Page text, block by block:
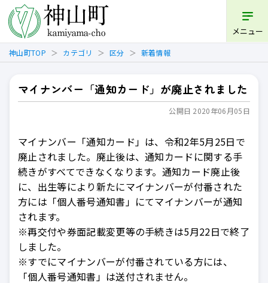
メニュー
神山町TOP カテゴリ 区分 新着情報
マイナンバー「通知カード」が廃止されました
公開日 2020年06月05日
マイナンバー「通知カード」は、令和2年5月25日で
廃止されました。廃止後は、通知カードに関する手
続きがすべてできなくなります。通知カード廃止後
に、出生等により新たにマイナンバーが付番された
方には「個人番号通知書」にてマイナンバーが通知
されます。
※再交付や券面記載変更等の手続きは5月22日で終了
しました。
※すでにマイナンバーが付番されている方には、
「個人番号通知書」は送付されません。